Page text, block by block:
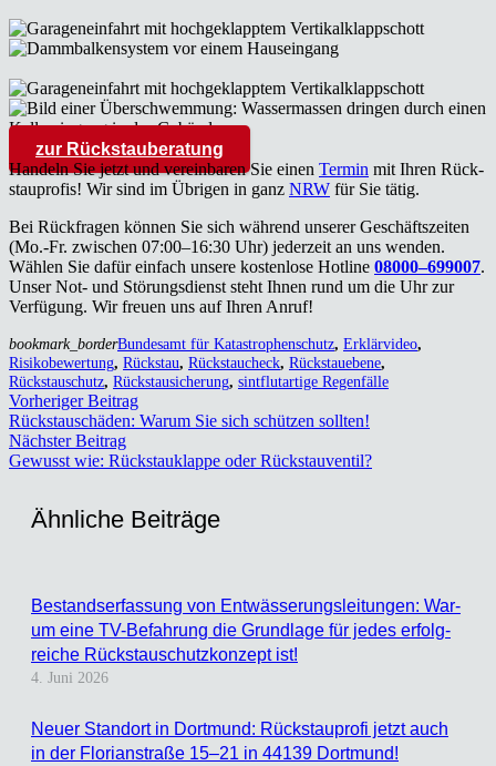
zur Rück­stau­be­ra­tung
Han­deln Sie jetzt und ver­ein­ba­ren Sie einen Ter­min mit Ihren Rück­
stau­pro­fis! Wir sind im Übri­gen in ganz NRW für Sie tätig.
Bei Rück­fra­gen kön­nen Sie sich wäh­rend unse­rer Geschäfts­zei­ten
(Mo.-Fr. zwi­schen 07:00–16:30 Uhr) jeder­zeit an uns wen­den.
Wäh­len Sie dafür ein­fach unse­re kos­ten­lo­se Hot­line 08000–699007.
Unser Not- und Stö­rungs­dienst steht Ihnen rund um die Uhr zur
Ver­fü­gung. Wir freu­en uns auf Ihren Anruf!
bookmark_borderBundesamt für Katastrophenschutz, Erklärvideo,
Risikobewertung, Rückstau, Rückstaucheck, Rückstauebene,
Rückstauschutz, Rückstausicherung, sintflutartige Regenfälle
Vorheriger Beitrag
Rückstau­schä­den: War­um Sie sich schüt­zen soll­ten!
Nächster Beitrag
Gewusst wie: Rück­stau­klap­pe oder Rück­stau­ven­til?
Ähn­li­che Bei­trä­ge
Bestands­er­fas­sung von Ent­wäs­se­rungs­lei­tun­gen: War­
um eine TV-Befah­rung die Grund­la­ge für jedes erfolg­
rei­che Rückstau­schutz­kon­zept ist!
4. Juni 2026
Neu­er Stand­ort in Dort­mund: Rück­stau­pro­fi jetzt auch
in der Flo­ri­an­stra­ße 15–21 in 44139 Dort­mund!